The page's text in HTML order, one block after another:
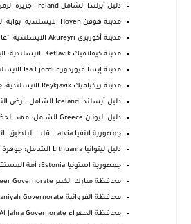
دليل أيرلندا الشامل Ireland: جزيرة الزمرد، مهد الث...
مدينة هوفن Hoven الايسلندية: بوابة الجليد وعاصمة ا...
مدينة أكوريري Akureyri الآيسلندية: "عاصمة الشمال" ...
مدينة كيفلافيك Keflavik الآيسلندية: البوابة الدولي...
مدينة إيسا فيوردور Isa Fjordur الآيسلندية: جوهرة ا...
مدينة ريكيافيك Reykjavík الآيسلندية: جوهرة الشمال ...
دليل آيسلندا Iceland الشامل: أرض النار والجليد، مو...
دليل اليونان Greece الشامل: مهد الحضارة الغربية، م...
جمهورية لاتفيا Latvia: قلب البلطيق الأخضر، حاضرة ا...
دليل ليتوانيا Lithuania الشامل: جوهرة البلطيق، الق...
جمهورية استونيا Estonia: أمة المستقبل الرقمي وجوهر...
محافظة مبارك الكبير Mubarak Al-Kabeer Governorate:...
محافظة الفروانية Al Farwaniyah Governorate: بوابة ...
محافظة الجهراء Al Jahra Governorate الكويتية: بواب...